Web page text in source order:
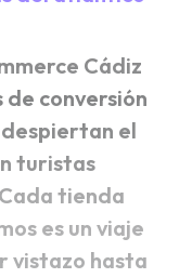
Cádiz
conversión
el
turistas
Cada tienda
es un viaje
vistazo hasta